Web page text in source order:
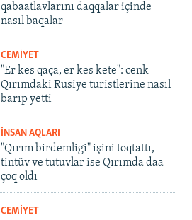
qabaatlavlarını daqqalar içinde
nasıl baqalar
CEMİYET
"Er kes qaça, er kes kete": cenk
Qırımdaki Rusiye turistlerine nasıl
barıp yetti
İNSAN AQLARI
"Qırım birdemligi" işini toqtattı,
tintüv ve tutuvlar ise Qırımda daa
çoq oldı
CEMİYET